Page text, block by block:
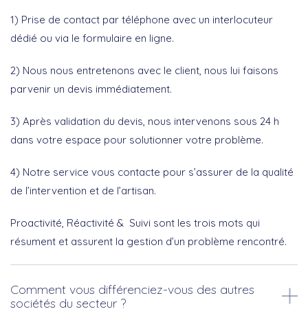
1) Prise de contact par téléphone avec un interlocuteur
dédié ou via le formulaire en ligne.
2) Nous nous entretenons avec le client, nous lui faisons
parvenir un devis immédiatement.
3) Après validation du devis, nous intervenons sous 24 h
dans votre espace pour solutionner votre problème.
4) Notre service vous contacte pour s’assurer de la qualité
de l’intervention et de l’artisan.
Proactivité, Réactivité & Suivi sont les trois mots qui
résument et assurent la gestion d’un problème rencontré.
Comment vous différenciez-vous des autres
sociétés du secteur ?